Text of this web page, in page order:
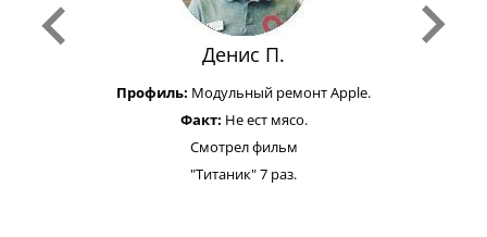
Денис П.
Профиль: Модульный ремонт Apple.
Факт: Не ест мясо.
Смотрел фильм
"Титаник" 7 раз.